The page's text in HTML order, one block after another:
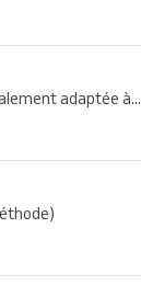
adaptée à...